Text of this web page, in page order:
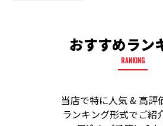
おすすめラン
RANKING
当店で特に人気 & 高評
ランキング形式でご紹